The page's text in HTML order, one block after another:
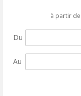
à partir de
Du
Au